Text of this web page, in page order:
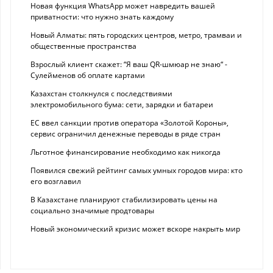
Новая функция WhatsApp может навредить вашей
приватности: что нужно знать каждому
Новый Алматы: пять городских центров, метро, трамваи и
общественные пространства
Взрослый клиент скажет: “Я ваш QR-шмюар не знаю“ -
Сулейменов об оплате картами
Казахстан столкнулся с последствиями
электромобильного бума: сети, зарядки и батареи
ЕС ввел санкции против оператора «Золотой Короны»,
сервис ограничил денежные переводы в ряде стран
Льготное финансирование необходимо как никогда
Появился свежий рейтинг самых умных городов мира: кто
его возглавил
В Казахстане планируют стабилизировать цены на
социально значимые продтовары
Новый экономический кризис может вскоре накрыть мир